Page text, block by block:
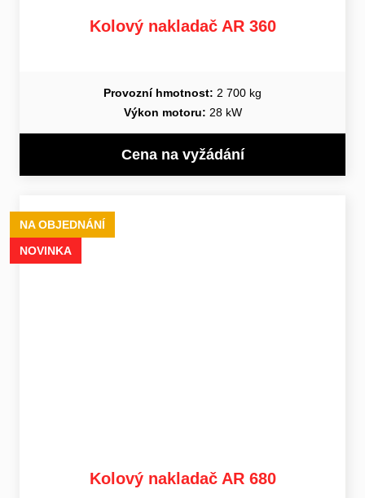
Kolový nakladač AR 360
Provozní hmotnost: 2 700 kg
Výkon motoru: 28 kW
Cena na vyžádání
NA OBJEDNÁNÍ
NOVINKA
Kolový nakladač AR 680